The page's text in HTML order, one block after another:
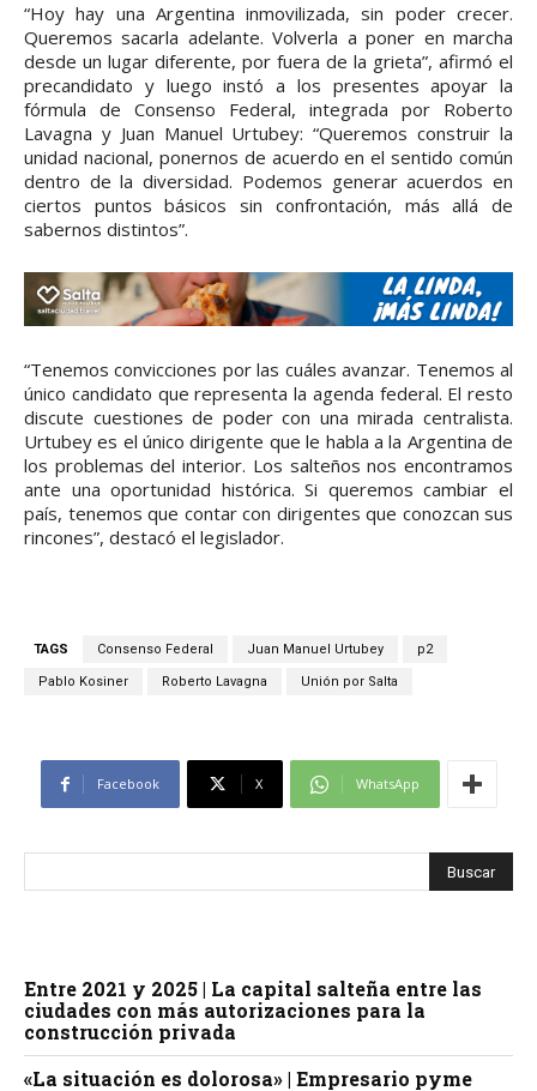
“Hoy hay una Argentina inmovilizada, sin poder crecer.
Queremos sacarla adelante. Volverla a poner en marcha
desde un lugar diferente, por fuera de la grieta”, afirmó el
precandidato y luego instó a los presentes apoyar la
fórmula de Consenso Federal, integrada por Roberto
Lavagna y Juan Manuel Urtubey: “Queremos construir la
unidad nacional, ponernos de acuerdo en el sentido común
dentro de la diversidad. Podemos generar acuerdos en
ciertos puntos básicos sin confrontación, más allá de
sabernos distintos”.
“Tenemos convicciones por las cuáles avanzar. Tenemos al
único candidato que representa la agenda federal. El resto
discute cuestiones de poder con una mirada centralista.
Urtubey es el único dirigente que le habla a la Argentina de
los problemas del interior. Los salteños nos encontramos
ante una oportunidad histórica. Si queremos cambiar el
país, tenemos que contar con dirigentes que conozcan sus
rincones”, destacó el legislador.
TAGS Consenso Federal Juan Manuel Urtubey p2
Pablo Kosiner Roberto Lavagna Unión por Salta
Facebook X WhatsApp
Entre 2021 y 2025 | La capital salteña entre las
ciudades con más autorizaciones para la
construcción privada
«La situación es dolorosa» | Empresario pyme